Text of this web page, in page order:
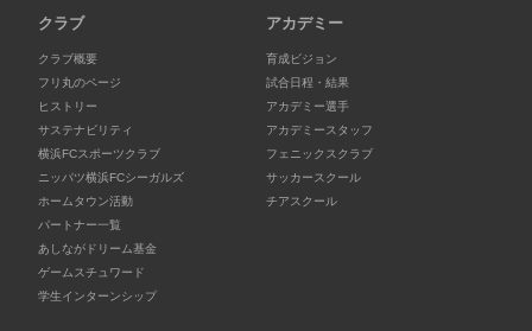
クラブ
クラブ概要
フリ丸のページ
ヒストリー
サステナビリティ
横浜FCスポーツクラブ
ニッパツ横浜FCシーガルズ
ホームタウン活動
パートナー一覧
あしながドリーム基金
ゲームスチュワード
学生インターンシップ
アカデミー
育成ビジョン
試合日程・結果
アカデミー選手
アカデミースタッフ
フェニックスクラブ
サッカースクール
チアスクール